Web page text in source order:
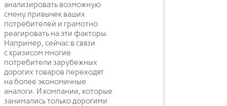
анализировать возможную
смену привычек ваших
потребителей и грамотно
реагировать на эти факторы.
Например, сейчас в связи
с кризисом многие
потребители зарубежных
дорогих товаров переходят
на более экономичные
аналоги. И компании, которые
занимались только дорогими